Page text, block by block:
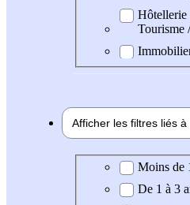
Hôtellerie
Tourisme
Afficher les filtres liés à
ExpérienceMoins de
De 1 à 3